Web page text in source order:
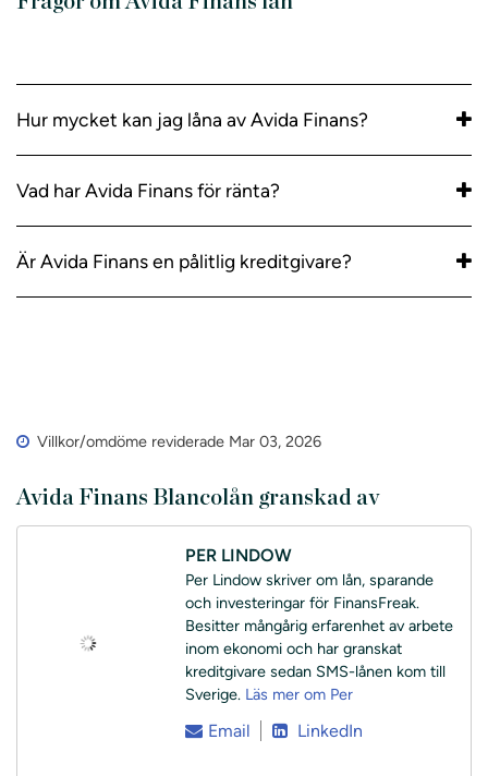
Hur mycket kan jag låna av Avida Finans?
Vad har Avida Finans för ränta?
Är Avida Finans en pålitlig kreditgivare?
Villkor/omdöme reviderade Mar 03, 2026
Avida Finans Blancolån granskad av
PER LINDOW
Per Lindow skriver om lån, sparande
och investeringar för FinansFreak.
Besitter mångårig erfarenhet av arbete
inom ekonomi och har granskat
kreditgivare sedan SMS-lånen kom till
Sverige. Läs mer om Per
Email LinkedIn